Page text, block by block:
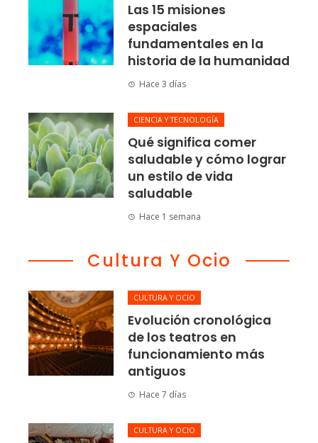
Las 15 misiones
espaciales
fundamentales en la
historia de la humanidad
Hace 3 días
CIENCIA Y TECNOLOGÍA
Qué significa comer
saludable y cómo lograr
un estilo de vida
saludable
Hace 1 semana
Cultura Y Ocio
CULTURA Y OCIO
Evolución cronológica
de los teatros en
funcionamiento más
antiguos
Hace 7 días
CULTURA Y OCIO